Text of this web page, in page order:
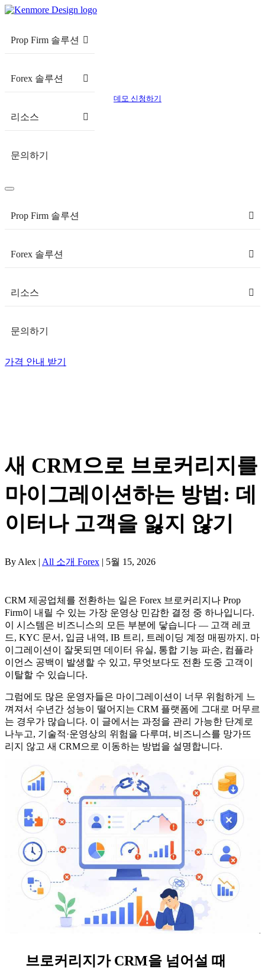
Prop Firm 솔루션
Forex 솔루션
리소스
문의하기
데모 신청하기
Prop Firm 솔루션
Forex 솔루션
리소스
문의하기
가격 안내 받기
새 CRM으로 브로커리지를
마이그레이션하는 방법: 데
이터나 고객을 잃지 않기
By Alex | All 소개 Forex | 5월 15, 2026
CRM 제공업체를 전환하는 일은 Forex 브로커리지나 Prop
Firm이 내릴 수 있는 가장 운영상 민감한 결정 중 하나입니다.
이 시스템은 비즈니스의 모든 부분에 닿습니다 — 고객 레코
드, KYC 문서, 입금 내역, IB 트리, 트레이딩 계정 매핑까지. 마
이그레이션이 잘못되면 데이터 유실, 통합 기능 파손, 컴플라
이언스 공백이 발생할 수 있고, 무엇보다도 전환 도중 고객이
이탈할 수 있습니다.
그럼에도 많은 운영자들은 마이그레이션이 너무 위험하게 느
껴져서 수년간 성능이 떨어지는 CRM 플랫폼에 그대로 머무르
는 경우가 많습니다. 이 글에서는 과정을 관리 가능한 단계로
나누고, 기술적·운영상의 위험을 다루며, 비즈니스를 망가뜨
리지 않고 새 CRM으로 이동하는 방법을 설명합니다.
브로커리지가 CRM을 넘어설 때